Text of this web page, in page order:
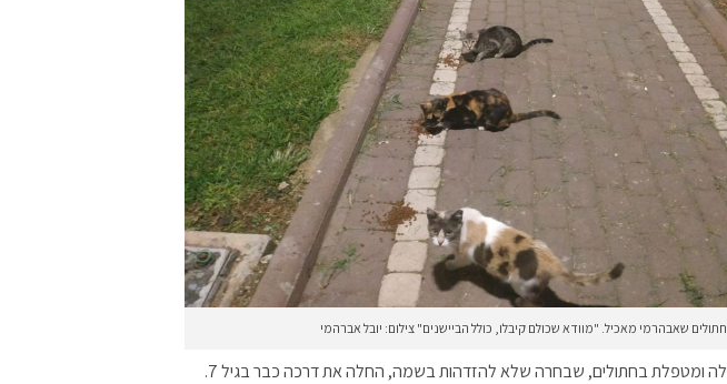
חתולים שאבהרמי מאכיל. "מוודא שכולם קיבלו, כולל הביישנים" צילום: יובל אברהמי
פעילה נוספת שמאכילה ומטפלת בחתולים, שבחרה שלא להזדהות בשמה, החלה את דרכה כבר בגיל 7.